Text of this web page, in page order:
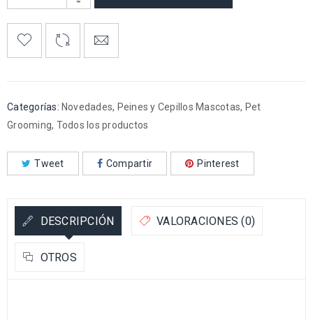
Categorías: Novedades, Peines y Cepillos Mascotas, Pet
Grooming, Todos los productos
Tweet Compartir Pinterest
DESCRIPCIÓN VALORACIONES (0)
OTROS